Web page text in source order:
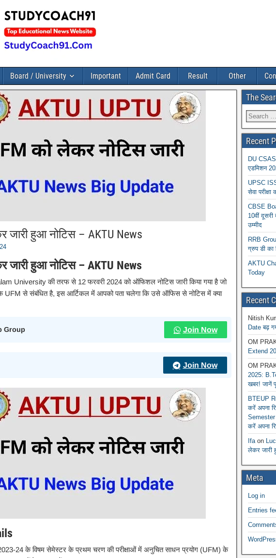
Board / University Important Admit Card Result Other
जारी हुआ नोटिस – AKTU News
जारी हुआ नोटिस – AKTU News
University की तरफ से 12 फरवरी 2024 को ऑफिशल नोटिस जारी किया गया है जो
UFM से संबंधित है, इस आर्टिकल में आपको पता चलेगा कि उसे ऑफिस से नोटिस में क्या
Group Join Now
Join Now
24 के विषम सेमेस्टर के प्रथम चरण की परीक्षाओं में अनुचित साधन प्रयोग (UFM) के
The
Recent
DU CSAS
एडमिशन
UPSC
सेवा
CBSE
10वीं दूसरी
उम्मीद
RRB
ग्रुप डी
AKTU
Today
Recent
Nitish
Date बढ़
OM
Extend
OM
2025:
खबर! जानें
BTEUP
करें अपना
करें अपना
Ifaon
लेकर जारी
Meta
Log in
Entries